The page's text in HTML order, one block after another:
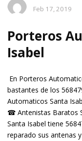
Feb 17, 2019
Porteros
Isabel
En Porteros
bastantes de los
Automaticos Santa
☎ Antenistas Baratos
Santa Isabel tiene
reparado sus antenas